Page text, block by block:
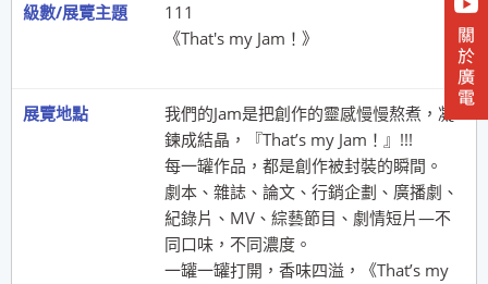
111
《That's my Jam！》
我們的Jam是把創作的靈感慢慢熬煮，凝
鍊成結晶，『That’s my Jam！』!!!
每一罐作品，都是創作被封裝的瞬間。
劇本、雜誌、論文、行銷企劃、廣播劇、
紀錄片、MV、綜藝節目、劇情短片—不
同口味，不同濃度。
一罐一罐打開，香味四溢，《That’s my